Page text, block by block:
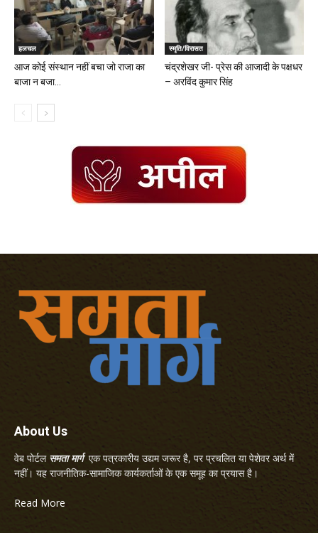
हलचल
आज कोई संस्थान नहीं बचा जो राजा का
बाजा न बजा...
स्मृति/विरासत
चंद्रशेखर जी- प्रेस की आजादी के पक्षधर
– अरविंद कुमार सिंह
About Us
वेब पोर्टल समता मार्गएक पत्रकारीय उद्यम जरूर है, पर प्रचलित या पेशेवर अर्थ में
नहीं। यह राजनीतिक-सामाजिक कार्यकर्ताओं के एक समूह का प्रयास है।
Read More